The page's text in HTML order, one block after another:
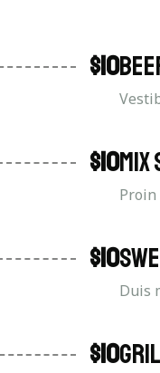
$10
$10
$10
$10
Mix
Duis